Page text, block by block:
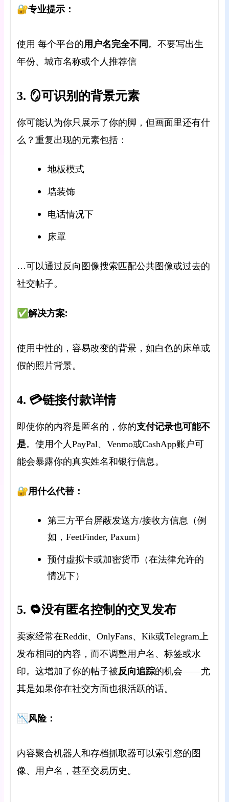
🔐专业提示：
使用 每个平台的用户名完全不同。不要写出生
年份、城市名称或个人推荐信
3. 🪞可识别的背景元素
你可能认为你只展示了你的脚，但画面里还有什
么？重复出现的元素包括：
地板模式
墙装饰
电话情况下
床罩
…可以通过反向图像搜索匹配公共图像或过去的
社交帖子。
✅解决方案:
使用中性的，容易改变的背景，如白色的床单或
假的照片背景。
4. 💳链接付款详情
即使你的内容是匿名的，你的支付记录也可能不
是。使用个人PayPal、Venmo或CashApp账户可
能会暴露你的真实姓名和银行信息。
🔐用什么代替：
第三方平台屏蔽发送方/接收方信息（例
如，FeetFinder, Paxum）
预付虚拟卡或加密货币（在法律允许的
情况下）
5. 🔁没有匿名控制的交叉发布
卖家经常在Reddit、OnlyFans、Kik或Telegram上
发布相同的内容，而不调整用户名、标签或水
印。这增加了你的帖子被反向追踪的机会——尤
其是如果你在社交方面也很活跃的话。
📉风险：
内容聚合机器人和存档抓取器可以索引您的图
像、用户名，甚至交易历史。